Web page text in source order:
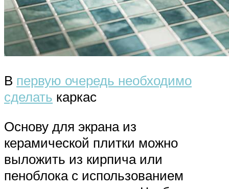
В первую очередь необходимо
сделать каркас
Основу для экрана из
керамической плитки можно
выложить из кирпича или
пеноблока с использованием